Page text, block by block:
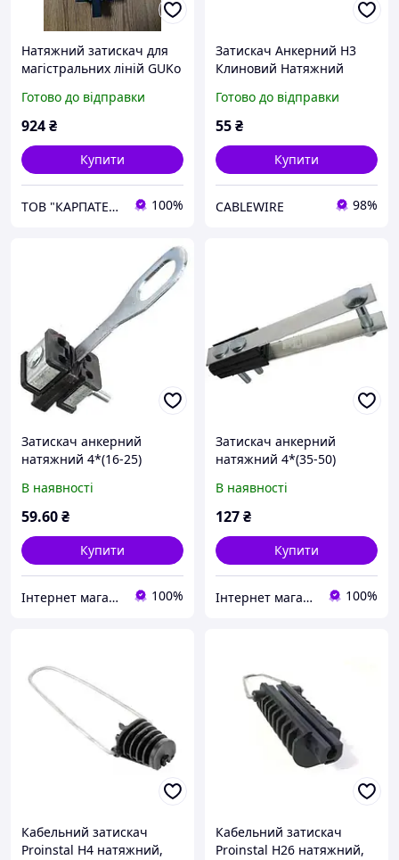
Натяжний затискач для
магістральних ліній GUKo
Готово до відправки
924₴
Купити
ТОВ "КАРПАТЕНЕРГОБУД" 100%
Затискач Анкерний Н3
Клиновий Натяжний
кріплення Кабелю Гачок
бандажний для підвіски
Готово до відправки
55₴
Купити
CABLEWIRE 98%
Затискач анкерний
натяжний 4*(16-25)
В наявності
59.60₴
Купити
Інтернет магазин "Світ Електрики" 100%
Затискач анкерний
натяжний 4*(35-50)
В наявності
127₴
Купити
Інтернет магазин "Світ Електрики" 100%
Кабельний затискач
Proinstal Н4 натяжний,
Кабельний затискач
Proinstal Н26 натяжний,